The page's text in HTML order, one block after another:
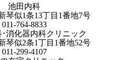
池田内科
琴似1条13丁目1番地7号
011-764-8833
･消化器内科クリニック
琴似2条1丁目1番地52号
011-299-4107